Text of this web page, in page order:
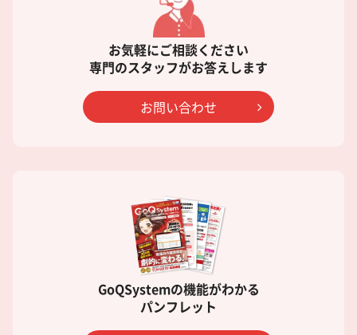
お気軽にご相談ください
専門のスタッフがお答えします
お問い合わせ
GoQSystemの機能がわかる
パンフレット